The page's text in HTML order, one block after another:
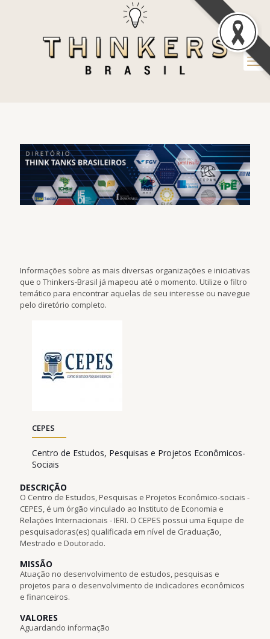
Informações sobre as mais diversas organizações e iniciativas
que o Thinkers-Brasil já mapeou até o momento. Utilize o filtro
temático para encontrar aquelas de seu interesse ou navegue
pelo diretório completo.
CEPES
Centro de Estudos, Pesquisas e Projetos Econômicos-
Sociais
DESCRIÇÃO
O Centro de Estudos, Pesquisas e Projetos Econômico-sociais -
CEPES, é um órgão vinculado ao Instituto de Economia e
Relações Internacionais - IERI. O CEPES possui uma Equipe de
pesquisadoras(es) qualificada em nível de Graduação,
Mestrado e Doutorado.
MISSÃO
Atuação no desenvolvimento de estudos, pesquisas e
projetos para o desenvolvimento de indicadores econômicos
e financeiros.
VALORES
Aguardando informação